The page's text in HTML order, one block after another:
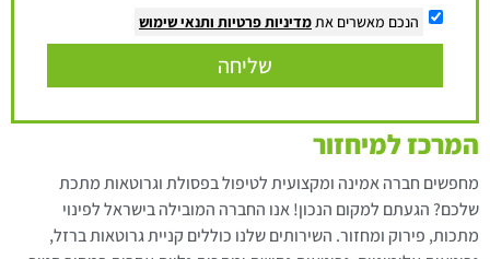
הנכם מאשרים אתמדיניות פרטיות ותנאי שימוש
שליחה
המרכז למיחזור
מחפשים חברה אמינה ומקצועית לטיפול בפסולת וגרוטאות מתכת
שלכם? הגעתם למקום הנכון! אנו החברה המובילה בישראל לפינוי
מתכות, פירוק ומחזור. השירותים שלנו כוללים קניית גרוטאות ברזל,